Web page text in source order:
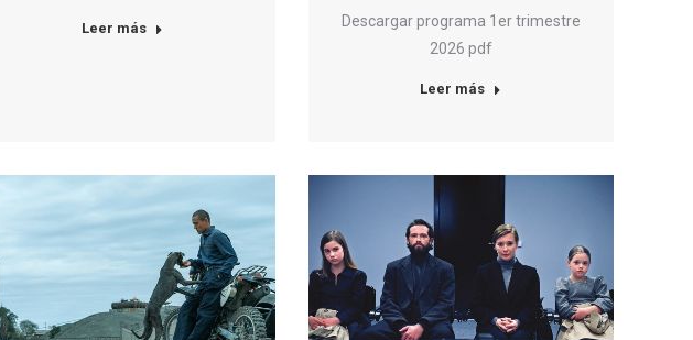
Leer más
Descargar programa 1er trimestre
2026 pdf
Leer más